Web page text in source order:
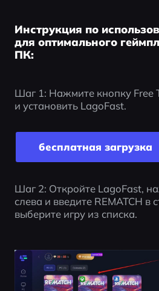
Инструкция по
для оптимального
ПК:
Шаг 1: Нажмите кнопку Free
и установить LagoFast.
бесплатная загрузка
Шаг 2: Откройте LagoFast,
слева и введите REMATCH в
выберите игру из списка.